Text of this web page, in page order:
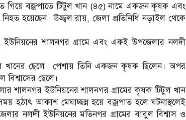
গিয়ে বজ্রপাতে টিটুল খান (৪৫) নামে একজন কৃষক এবং
হয়েছেন। উজ্জ্বল রায়, জেলা প্রতিনিধি নড়াইল থেকে
শালনগর গ্রামে এবং একই উপজেলার নলদী
খানের ছেলে। পেশায় তিনি একজন কৃষক ছিলেন। অপর
বিশ্বাসের ছেলে।
শালনগর ইউনিয়নের শালনগর গ্রামের কৃষক টিটুল খান
হঠাৎ আকাশ মেঘাচ্ছন্ন হয়ে বজ্রপাত হলে ঘটনাস্থলেই
নলদী ইউনিয়নের মতিনগর গ্রামের বাবুল বিশ্বাস ও